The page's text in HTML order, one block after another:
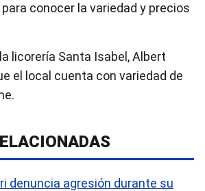
conocer la variedad y precios
licorería Santa Isabel, Albert
el local cuenta con variedad de
denuncia agresión durante su